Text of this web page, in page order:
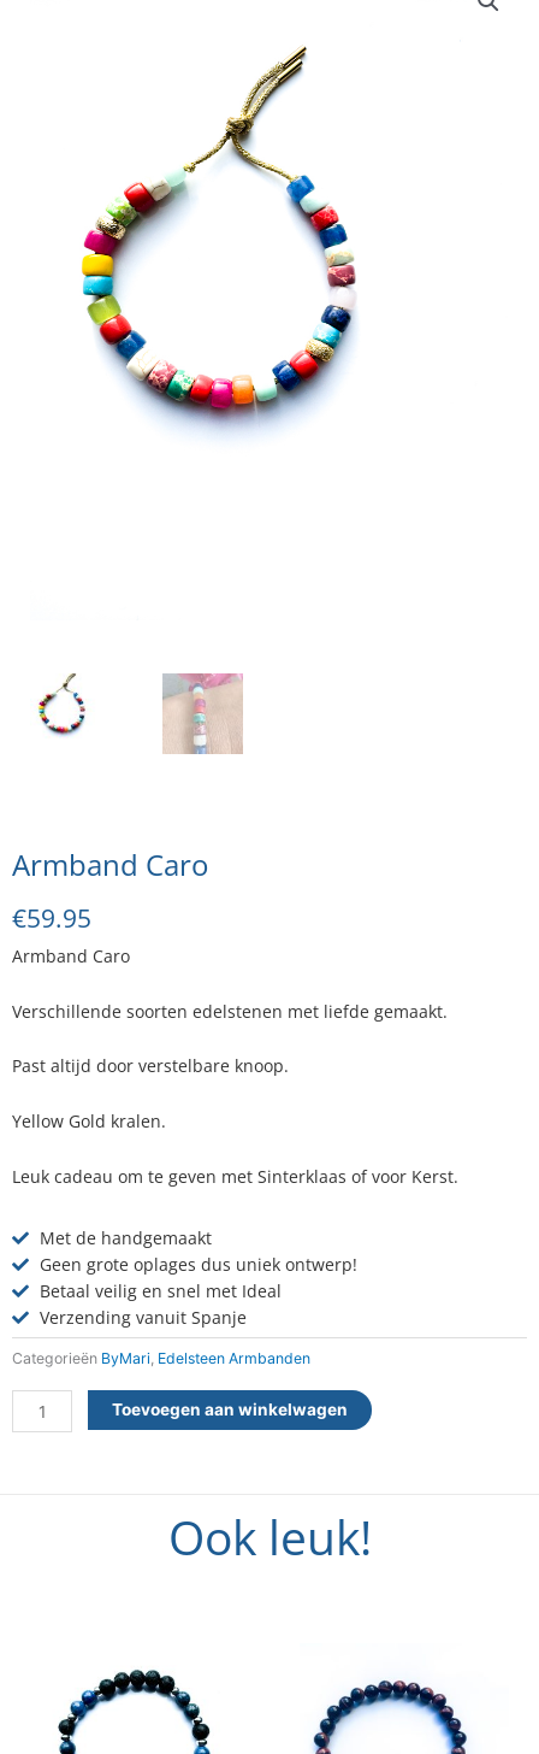
Armband Caro
€59.95
Armband Caro
Verschillende soorten edelstenen met liefde gemaakt.
Past altijd door verstelbare knoop.
Yellow Gold kralen.
Leuk cadeau om te geven met Sinterklaas of voor Kerst.
Met de handgemaakt
Geen grote oplages dus uniek ontwerp!
Betaal veilig en snel met Ideal
Verzending vanuit Spanje
Categorieën ByMari, Edelsteen Armbanden
Armband
Caro
Toevoegen aan winkelwagen
Ook leuk!
heeft
meerdere
variaties.
meerdere
variaties.